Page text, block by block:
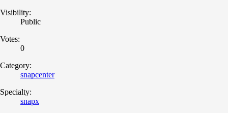
Visibility:
Public
Votes:
0
Category:
snapcenter
Specialty:
snapx